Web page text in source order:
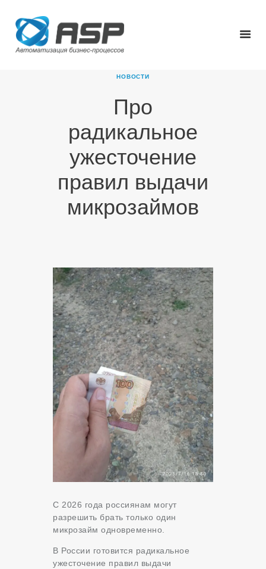
НОВОСТИ
Про
радикальное
ужесточение
правил выдачи
микрозаймов
О КОМПАНИИ
НОВОСТИ
КАРЬЕРА
ПАРТНЕРЫ
КОНТАКТЫ
С 2026 года россиянам могут
разрешить брать только один
микрозайм одновременно.
В России готовится радикальное
ужесточение правил выдачи